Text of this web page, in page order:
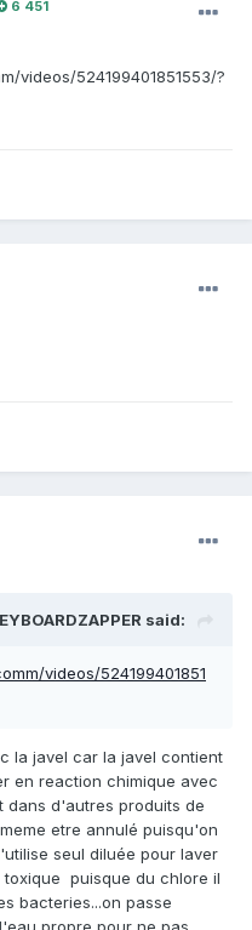
6 451
videos/524199401851553/?
said:
videos/524199401851
la javel car la javel contient
en reaction chimique avec
dans d'autres produits de
etre annulé puisqu'on
seul diluée pour laver
puisque du chlore il
bacteries...on passe